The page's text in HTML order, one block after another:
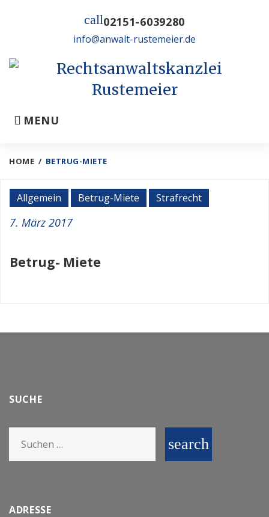
call02151-6039280
info@anwalt-rustemeier.de
MENU
HOME / BETRUG-MIETE
Kategorie:
Betrug-
Allgemein Betrug-Miete Strafrecht
7. März 2017
Betrug- Miete
SUCHE
search
ADRESSE